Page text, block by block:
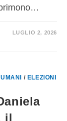
LUGLIO 2, 2026
/ ELEZIONI
il